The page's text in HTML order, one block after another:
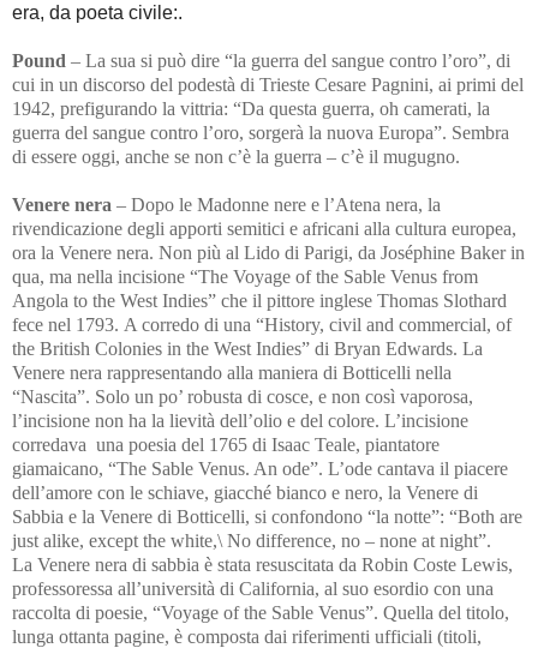
era, da poeta civile:.
Pound – La sua si può dire “la guerra del sangue contro l’oro”, di
cui in un discorso del podestà di Trieste Cesare Pagnini, ai primi del
1942, prefigurando la vittria: “Da questa guerra, oh camerati, la
guerra del sangue contro l’oro, sorgerà la nuova Europa”. Sembra
di essere oggi, anche se non c’è la guerra – c’è il mugugno.
Venere nera – Dopo le Madonne nere e l’Atena nera, la
rivendicazione degli apporti semitici e africani alla cultura europea,
ora la Venere nera. Non più al Lido di Parigi, da Joséphine Baker in
qua, ma nella incisione “The Voyage of the Sable Venus from
Angola to the West Indies” che il pittore inglese Thomas Slothard
fece nel 1793. A corredo di una “History, civil and commercial, of
the British Colonies in the West Indies” di Bryan Edwards. La
Venere nera rappresentando alla maniera di Botticelli nella
“Nascita”. Solo un po’ robusta di cosce, e non così vaporosa,
l’incisione non ha la lievità dell’olio e del colore. L’incisione
corredava una poesia del 1765 di Isaac Teale, piantatore
giamaicano, “The Sable Venus. An ode”. L’ode cantava il piacere
dell’amore con le schiave, giacché bianco e nero, la Venere di
Sabbia e la Venere di Botticelli, si confondono “la notte”: “Both are
just alike, except the white,\ No difference, no – none at night”.
La Venere nera di sabbia è stata resuscitata da Robin Coste Lewis,
professoressa all’università di California, al suo esordio con una
raccolta di poesie, “Voyage of the Sable Venus”. Quella del titolo,
lunga ottanta pagine, è composta dai riferimenti ufficiali (titoli,